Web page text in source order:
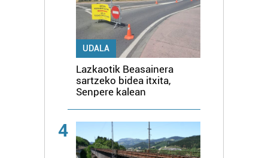
UDALA
Lazkaotik Beasainera
sartzeko bidea itxita,
Senpere kalean
4